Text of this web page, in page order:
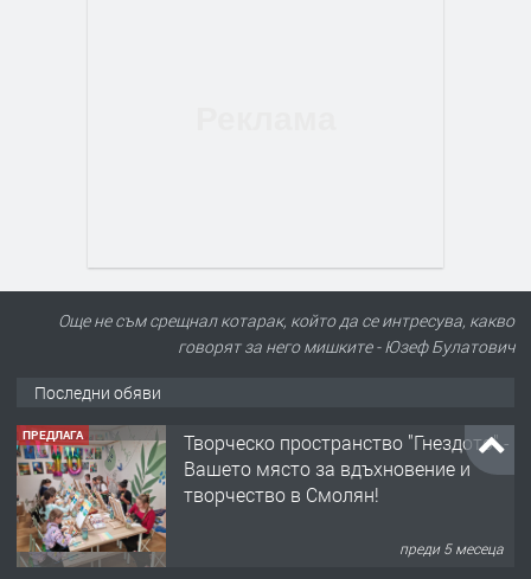
Още не съм срещнал котарак, който да се интресува, какво
говорят за него мишките - Юзеф Булатович
Последни обяви
ПРЕДЛАГА
Творческо пространство "Гнездото" -
Вашето място за вдъхновение и
творчество в Смолян!
преди 5 месеца